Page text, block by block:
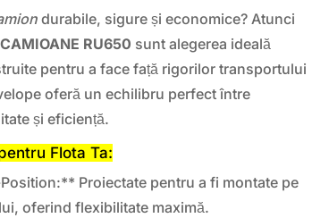
durabile, sigure și economice? Atunci
RU650 sunt alegerea ideală
pentru a face față rigorilor transportului
oferă un echilibru perfect între
și eficiență.
Flota Ta:
Proiectate pentru a fi montate pe
oferind flexibilitate maximă.